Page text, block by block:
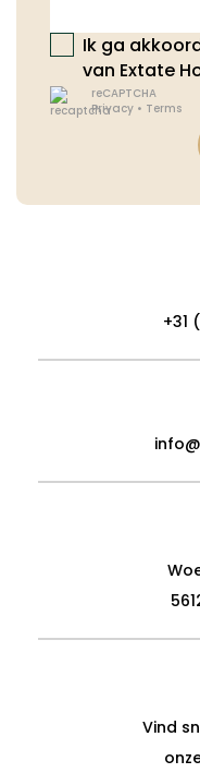
Ik ga
van Extate
reCAPTCHA
Privacy• Terms
+31
Vind